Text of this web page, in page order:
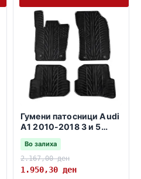
Гумени патосници Audi
A1 2010-2018 3 и 5
врати sportback
Во залиха
2.167,00ден
1.950,30 ден